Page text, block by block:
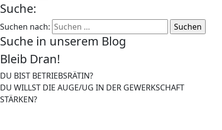
Suche:
Suchen nach:
Suche in unserem Blog
Bleib Dran!
DU BIST BETRIEBSRÄTIN?
DU WILLST DIE AUGE/UG IN DER GEWERKSCHAFT
STÄRKEN?